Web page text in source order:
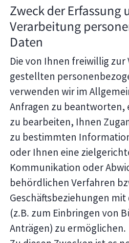
Zweck der Erfassung
Verarbeitung
Daten
Die von Ihnen freiwillig zur
gestellten
verwenden wir im
Anfragen zu beantworten,
zu bearbeiten, Ihnen
zu bestimmten
oder Ihnen eine
Kommunikation oder
behördlichen Verfahren
Geschäftsbeziehungen
(z.B. zum Einbringen von
Anträgen) zu ermöglichen.